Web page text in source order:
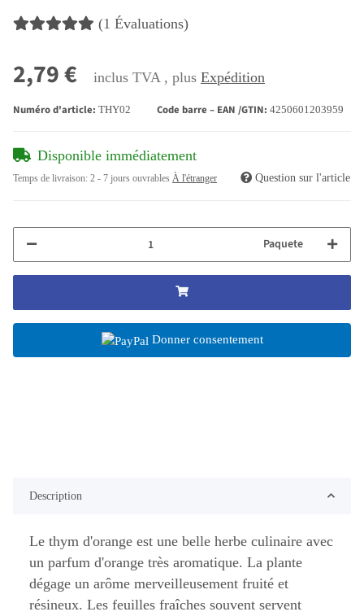
(1 Évaluations)
2,79 € inclus TVA , plus Expédition
Numéro d'article: THY02 Code barre – EAN /GTIN: 4250601203959
Disponible immédiatement
Temps de livraison: 2 - 7 jours ouvrables À l'étranger Question sur l'article
Paquete
Donner consentement
Description
Le thym d'orange est une belle herbe culinaire avec
un parfum d'orange très aromatique. La plante
dégage un arôme merveilleusement fruité et
résineux. Les feuilles fraîches souvent servent